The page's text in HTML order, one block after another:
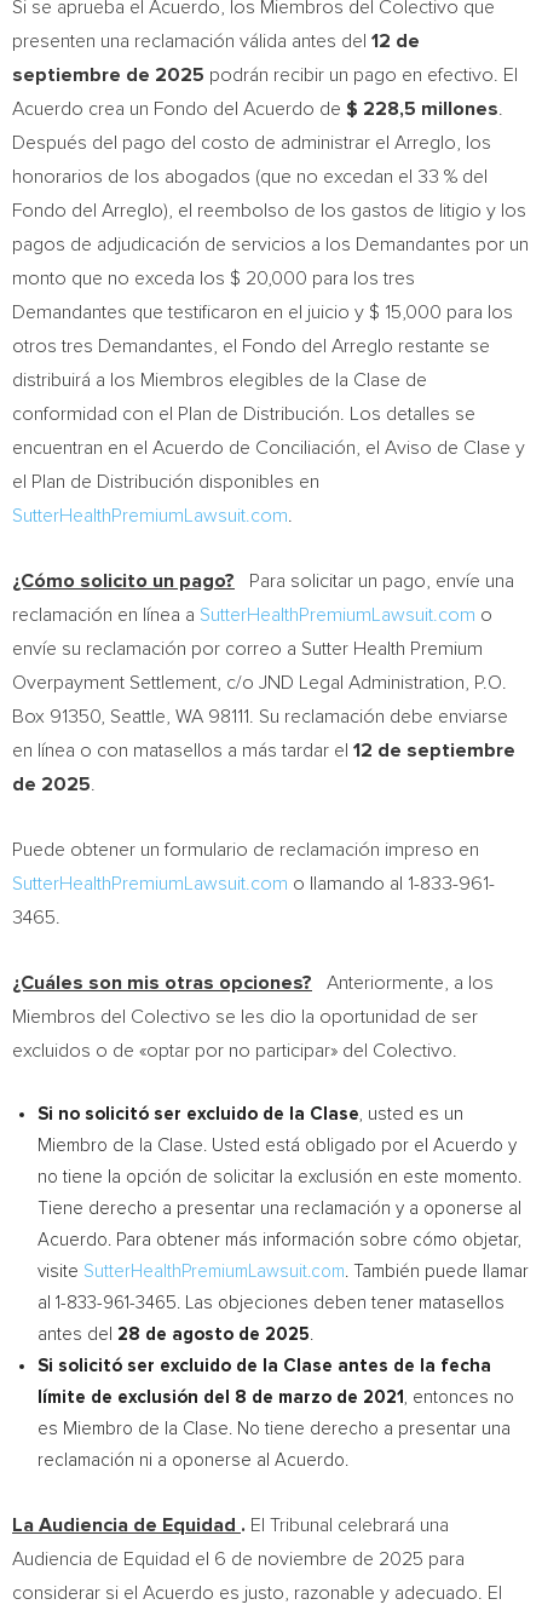
Si se aprueba el Acuerdo, los Miembros del Colectivo que
presenten una reclamación válida antes del 12 de
septiembre de 2025 podrán recibir un pago en efectivo. El
Acuerdo crea un Fondo del Acuerdo de $ 228,5 millones
Después del pago del costo de administrar el Arreglo, los
honorarios de los abogados (que no excedan el 33 % del
Fondo del Arreglo), el reembolso de los gastos de litigio y los
pagos de adjudicación de servicios a los Demandantes por un
monto que no exceda los $ 20,000 para los tres
Demandantes que testificaron en el juicio y $ 15,000 para los
otros tres Demandantes, el
Fondo del Arreglo restante se
distribuirá a los Miembros elegibles de la Clase de
conformidad con el Plan de Distribución. Los detalles se
encuentran en el Acuerdo de Conciliación, el Aviso de Clase y
el Plan de Distribución disponibles en
SutterHealthPremiumLawsuit.com
¿Cómo solicito un pago?
Para solicitar un pago, envíe una
reclamación en línea a SutterHealthPremiumLawsuit.com o
envíe su reclamación por correo a Sutter Health Premium
Overpayment Settlement, c/o JND Legal Administration, P.O.
Box 91350, Seattle, WA 98111. Su reclamación debe enviarse
en línea o con matasellos a más tardar el 12 de septiembre
de 2025
Puede obtener un formulario de reclamación impreso en
SutterHealthPremiumLawsuit.com o llamando al 1-833-961-
3465.
¿Cuáles son mis otras opciones?
Anteriormente, a los
Miembros del Colectivo se les dio la oportunidad de ser
excluidos o de «optar por no participar» del Colectivo.
Si no solicitó ser excluido de la Clase, usted es un
Miembro de la Clase. Usted está obligado por el Acuerdo y
no tiene la opción de solicitar la exclusión en este momento.
Tiene derecho a presentar una reclamación y a oponerse al
Acuerdo. Para obtener más información sobre cómo objetar,
visite SutterHealthPremiumLawsuit.com. También puede llamar
al 1-833-961-3465. Las objeciones deben tener matasellos
antes del 28 de agosto de 2025.
Si solicitó ser excluido de la Clase antes de la fecha
límite de exclusión del 8 de marzo de 2021 , entonces no
es Miembro de la Clase. No tiene derecho a presentar una
reclamación ni a oponerse al Acuerdo.
La Audiencia de Equidad . El Tribunal celebrará una
Audiencia de Equidad el 6 de noviembre de 2025 para
considerar si el Acuerdo es justo, razonable y adecuado. El